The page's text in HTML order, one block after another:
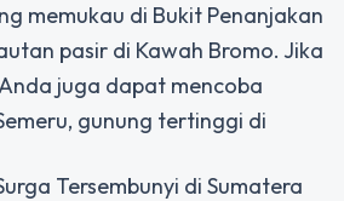
memukau di Bukit Penanjakan
pasir di Kawah Bromo. Jika
juga dapat mencoba
gunung tertinggi di
Tersembunyi di Sumatera